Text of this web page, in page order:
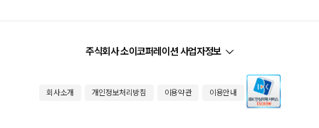
주식회사 소이코퍼레이션 사업자정보
회사소개 개인정보처리방침 이용약관 이용안내